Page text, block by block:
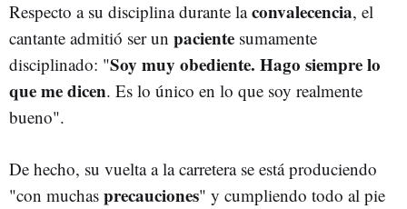
Respecto a su disciplina durante laconvalecencia, el
cantante admitió ser un paciente sumamente
disciplinado: "Soy muy obediente. Hago siempre lo
que me dicen. Es lo único en lo que soy realmente
bueno".
De hecho, su vuelta a la carretera se está produciendo
"con muchas precauciones" y cumpliendo todo al pie